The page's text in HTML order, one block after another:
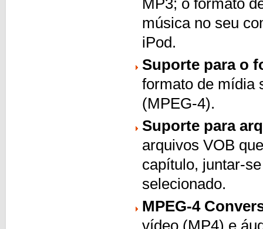
MP3; o formato
música no seu
iPod.
Suporte para o
formato de mídia
(MPEG-4).
Suporte para
arquivos VOB
capítulo, juntar-
selecionado.
MPEG-4
vídeo (MP4) e